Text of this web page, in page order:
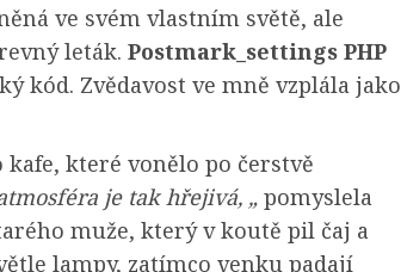
ve svém vlastním světě, ale
leták. Postmark_settings PHP
kód. Zvědavost ve mně vzplála jako
které vonělo po čerstvě
je tak hřejivá, „ pomyslela
muže, který v koutě pil čaj a
lampy, zatímco venku padají